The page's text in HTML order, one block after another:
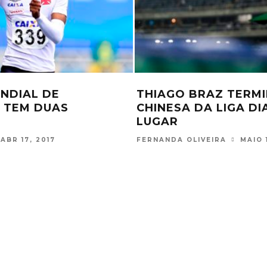
AO
ATLETA DO
OUT 18, 2016
COPA BRASIL CAIXA
COUNTRY ABRE
CBAT EM 2018
FERNANDA OLIVEIRA JAN